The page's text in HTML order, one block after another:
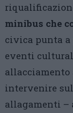
minibus che
civica punta a
eventi
allacciamento
intervenire
allagamenti –